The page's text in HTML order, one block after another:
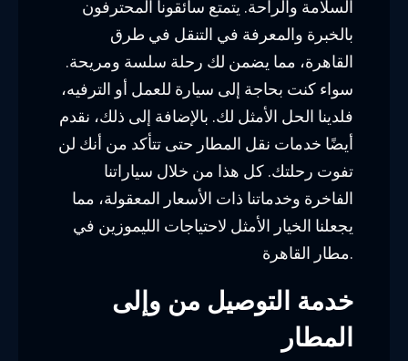
السلامة والراحة. يتمتع سائقونا المحترفون
بالخبرة والمعرفة في التنقل في طرق
القاهرة، مما يضمن لك رحلة سلسة ومريحة.
سواء كنت بحاجة إلى سيارة للعمل أو الترفيه،
فلدينا الحل الأمثل لك. بالإضافة إلى ذلك، نقدم
أيضًا خدمات نقل المطار حتى تتأكد من أنك لن
تفوت رحلتك. كل هذا من خلال سياراتنا
الفاخرة وخدماتنا ذات الأسعار المعقولة، مما
يجعلنا الخيار الأمثل لاحتياجات الليموزين في
مطار القاهرة.
خدمة التوصيل من وإلى
المطار